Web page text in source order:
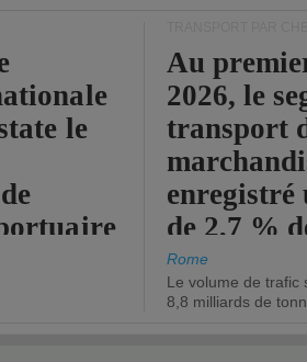
le
Au
2026, le
transport
enregistré
de 2,7 %
chiffre
Rome
Le volume de trafic
8,8 milliards de